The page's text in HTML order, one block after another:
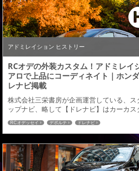
アドミレイション ヒストリー
RCオデの外装カスタム！アドミレイ
アロで上品にコーディネイト｜ホン
レナビ掲載
株式会社三栄書房が企画運営している、
ップナビ、略して【ドレナビ】はカーカ
発信型WEBサイト。ドレナビにてＲＣオデ
アロカスタムの記事が掲載されましたので
ます。 ガーニッシュを巧みに活かし純正
前期用エアロも好評のアドミレイション
後期用が発売された。 →続きはこちら←ド
RCオデッセイ デポルテ ドレナビ